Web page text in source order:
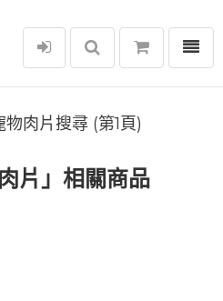
選單
物肉片搜尋 (第1頁)
片」相關商品